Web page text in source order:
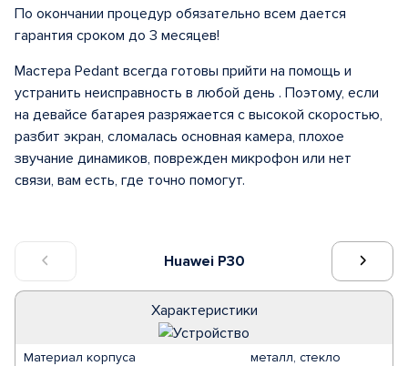
Huawei P30
Характеристики
Материал корпуса
металл, стекло
По окончании процедур обязательно всем дается
гарантия сроком до 3 месяцев!
Мастера Pedant всегда готовы прийти на помощь и
устранить неисправность в любой день . Поэтому, если
на девайсе батарея разряжается с высокой скоростью,
разбит экран, сломалась основная камера, плохое
звучание динамиков, поврежден микрофон или нет
связи, вам есть, где точно помогут.